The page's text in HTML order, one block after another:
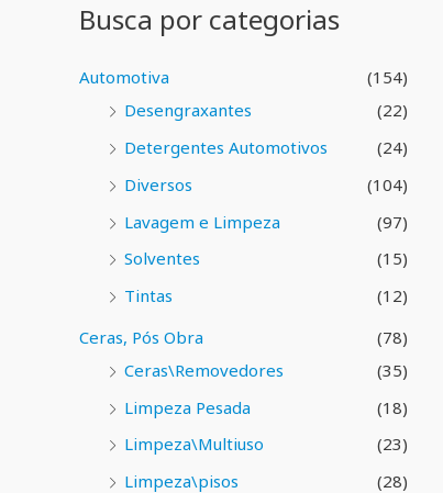
a
ç
0
e
Busca por categorias
Automotiva
(154)
Desengraxantes
(22)
Detergentes Automotivos
(24)
Diversos
(104)
Lavagem e Limpeza
(97)
Solventes
(15)
Tintas
(12)
Ceras, Pós Obra
(78)
Ceras\Removedores
(35)
Limpeza Pesada
(18)
Limpeza\Multiuso
(23)
Limpeza\pisos
(28)